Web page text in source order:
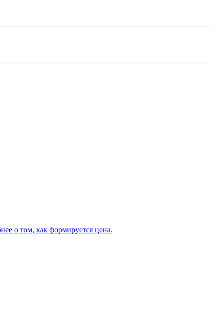
о том, как формируется цена.